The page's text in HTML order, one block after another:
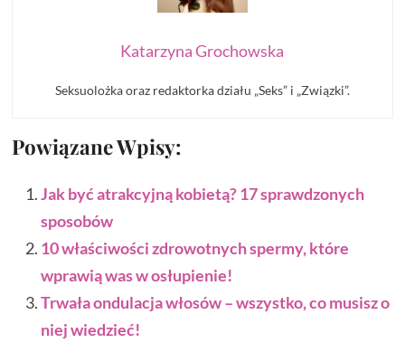
Katarzyna Grochowska
Seksuolożka oraz redaktorka działu „Seks” i „Związki”.
Powiązane Wpisy:
Jak być atrakcyjną kobietą? 17 sprawdzonych
sposobów
10 właściwości zdrowotnych spermy, które
wprawią was w osłupienie!
Trwała ondulacja włosów – wszystko, co musisz o
niej wiedzieć!